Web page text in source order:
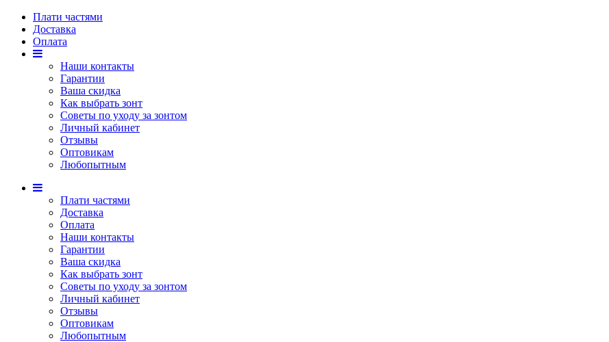
Плати частями
Доставка
Оплата
Наши контакты
Гарантии
Ваша скидка
Как выбрать зонт
Советы по уходу за зонтом
Личный кабинет
Отзывы
Оптовикам
Любопытным
Плати частями
Доставка
Оплата
Наши контакты
Гарантии
Ваша скидка
Как выбрать зонт
Советы по уходу за зонтом
Личный кабинет
Отзывы
Оптовикам
Любопытным